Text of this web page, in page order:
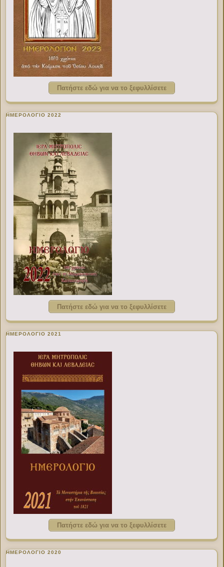
Πατήστε εδώ για να το ξεφυλλίσετε
ΗΜΕΡΟΛΟΓΙΟ 2022
Πατήστε εδώ για να το ξεφυλλίσετε
ΗΜΕΡΟΛΟΓΙΟ 2021
Πατήστε εδώ για να το ξεφυλλίσετε
ΗΜΕΡΟΛΟΓΙΟ 2020